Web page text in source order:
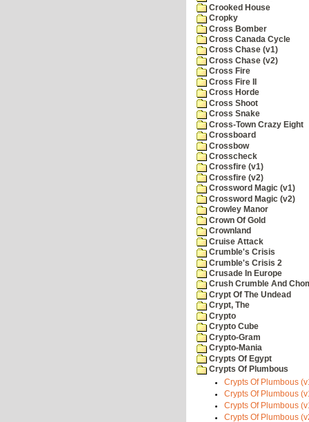
Crooked House
Cropky
Cross Bomber
Cross Canada Cycle
Cross Chase (v1)
Cross Chase (v2)
Cross Fire
Cross Fire II
Cross Horde
Cross Shoot
Cross Snake
Cross-Town Crazy Eight
Crossboard
Crossbow
Crosscheck
Crossfire (v1)
Crossfire (v2)
Crossword Magic (v1)
Crossword Magic (v2)
Crowley Manor
Crown Of Gold
Crownland
Cruise Attack
Crumble's Crisis
Crumble's Crisis 2
Crusade In Europe
Crush Crumble And
Crypt Of The Undead
Crypt, The
Crypto
Crypto Cube
Crypto-Gram
Crypto-Mania
Crypts Of Egypt
Crypts Of Plumbous
Crypts Of Plumbous
Crypts Of Plumbous
Crypts Of Plumbous
Crypts Of Plumbous